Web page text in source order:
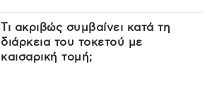
Τι ακριβώς συμβαίνει κατά τη
διάρκεια του τοκετού με
καισαρική τομή;